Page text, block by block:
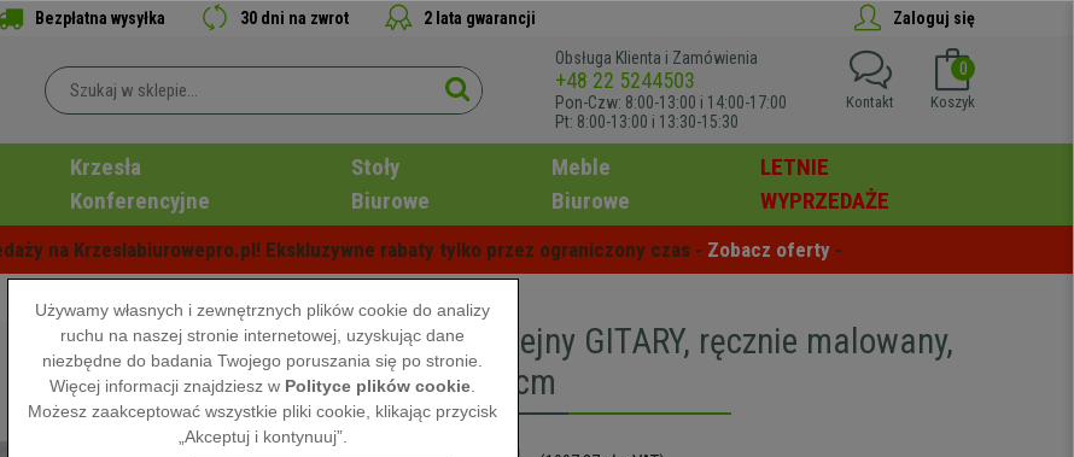
Bezpłatna wysyłka 30 dni na zwrot 2 lata gwarancji Zaloguj się
Obsługa Klienta i Zamówienia
+48 22 5244503
Pon-Czw: 8:00-13:00 i 14:00-17:00
Pt: 8:00-13:00 i 13:30-15:30
0
Koszyk
Kontakt
Krzesła
Konferencyjne
Stoły
Biurowe
Meble
Biurowe
LETNIE
WYPRZEDAŻE
na Krzeslabiurowepro.pl! Ekskluzywne rabaty tylko przez ograniczony czas - Zobacz oferty -
Obraz olejny GITARY, ręcznie malowany,
80x120 cm
Używamy własnych i zewnętrznych plików cookie do analizy
ruchu na naszej stronie internetowej, uzyskując dane
niezbędne do badania Twojego poruszania się po stronie.
Więcej informacji znajdziesz w Polityce plików cookie
Możesz zaakceptować wszystkie pliki cookie, klikając przycisk
„Akceptuj i kontynuuj”.